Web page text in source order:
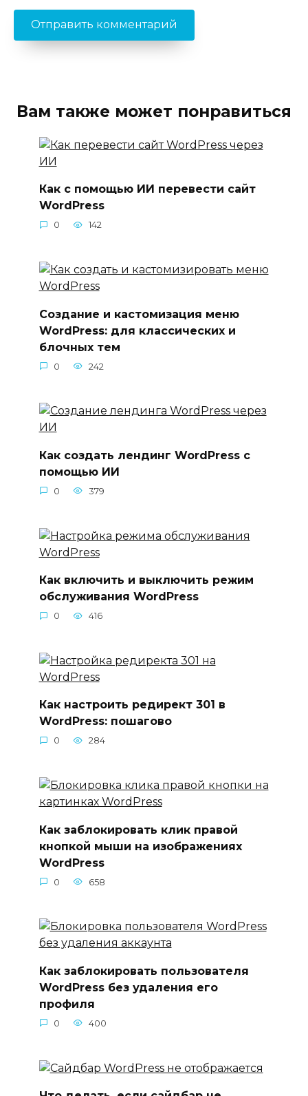
Вам также может понравиться
Как с помощью ИИ перевести сайт
WordPress
0 142
Создание и кастомизация меню
WordPress: для классических и
блочных тем
0 242
Как создать лендинг WordPress с
помощью ИИ
0 379
Как включить и выключить режим
обслуживания WordPress
0 416
Как настроить редирект 301 в
WordPress: пошагово
0 284
Как заблокировать клик правой
кнопкой мыши на изображениях
WordPress
0 658
Как заблокировать пользователя
WordPress без удаления его
профиля
0 400